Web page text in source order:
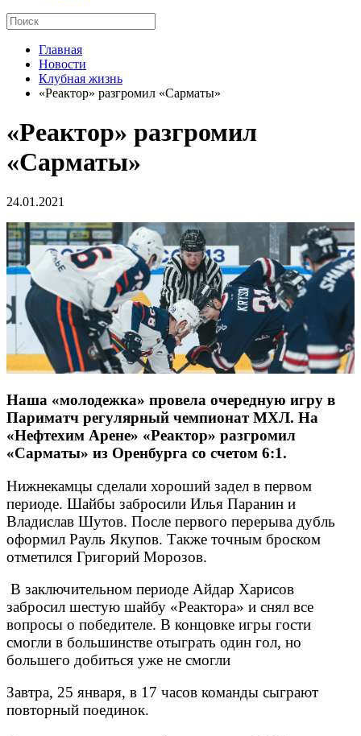
Главная
Новости
Клубная жизнь
«Реактор» разгромил «Сарматы»
«Реактор» разгромил
«Сарматы»
24.01.2021
Наша «молодежка» провела очередную игру в
Париматч регулярный чемпионат МХЛ. На
«Нефтехим Арене» «Реактор» разгромил
«Сарматы» из Оренбурга со счетом 6:1.
Нижнекамцы сделали хороший задел в первом
периоде. Шайбы забросили Илья Паранин и
Владислав Шутов. После первого перерыва дубль
оформил Рауль Якупов. Также точным броском
отметился Григорий Морозов.
В заключительном периоде Айдар Харисов
забросил шестую шайбу «Реактора» и снял все
вопросы о победителе. В концовке игры гости
смогли в большинстве отыграть один гол, но
большего добиться уже не смогли
Завтра, 25 января, в 17 часов команды сыграют
повторный поединок.